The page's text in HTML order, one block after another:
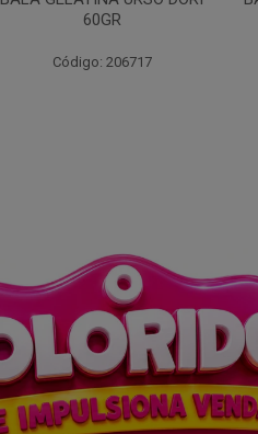
DORI 60
Código: 206719